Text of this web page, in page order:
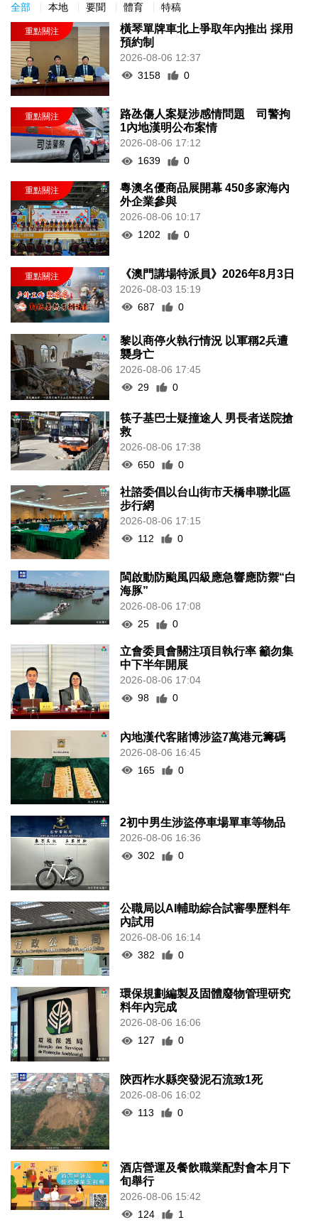
全部 本地 要聞 體育 特稿
橫琴單牌車北上爭取年內推出 採用
預約制
2026-08-06 12:37
3158
0
路氹傷人案疑涉感情問題 司警拘
1內地漢明公布案情
2026-08-06 17:12
1639
0
粵澳名優商品展開幕 450多家海內
外企業參與
2026-08-06 10:17
1202
0
《澳門講場特派員》2026年8月3日
2026-08-03 15:19
687
0
黎以商停火執行情況 以軍稱2兵遭
襲身亡
2026-08-06 17:45
29
0
筷子基巴士疑撞途人 男長者送院搶
救
2026-08-06 17:38
650
0
社諮委倡以台山街市天橋串聯北區
步行網
2026-08-06 17:15
112
0
閩啟動防颱風四級應急響應防禦“白
海豚”
2026-08-06 17:08
25
0
立會委員會關注項目執行率 籲勿集
中下半年開展
2026-08-06 17:04
98
0
內地漢代客賭博涉盜7萬港元籌碼
2026-08-06 16:45
165
0
2初中男生涉盜停車場單車等物品
2026-08-06 16:36
302
0
公職局以AI輔助綜合試審學歷料年
內試用
2026-08-06 16:14
382
0
環保規劃編製及固體廢物管理研究
料年內完成
2026-08-06 16:06
127
0
陝西柞水縣突發泥石流致1死
2026-08-06 16:02
113
0
酒店營運及餐飲職業配對會本月下
旬舉行
2026-08-06 15:42
124
1